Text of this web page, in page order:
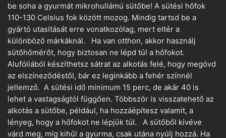
be soha a gyurmát mikrohullámú sütőbe! A sütési hőfok
110-130 Celsius fok között mozog. Mindig tartsd be a
gyártó utasítását erre vonatkozólag, mert eltér a
különböző márkáknál. Ha van otthon, akkor használj
sütőhőmérőt, hogy biztosan ne lépd túl a hőfokot.
Alufóliából készíthetsz sátrat az alkotás felé, hogy megóvd
az elszíneződéstől, bár ez leginkább a fehér színnél
jellemző. A sütési idő minimum 15 perc, de akár 40 is
lehet a vastagságtól függően. Többször is visszatehető az
alkotás a sütőbe, például, ha hozzáépítesz valamit, a
lényeg, hogy a hőfokot ne lépjük túl. A sütőből kivéve
várd meg, míg kihűl a gyurma, csak utána nyúlj hozzá. Ha